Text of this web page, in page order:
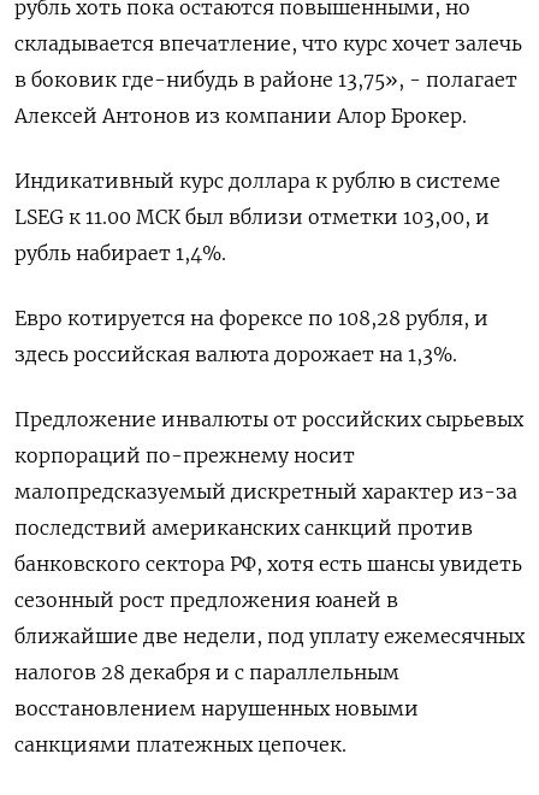
рубль хоть пока остаются повышенными, но
складывается впечатление, что курс хочет залечь
в боковик где-нибудь в районе 13,75», - полагает
Алексей Антонов из компании Алор Брокер.
Индикативный курс доллара к рублю в системе
LSEG к 11.00 МСК был вблизи отметки 103,00, и
рубль набирает 1,4%.
Евро котируется на форексе по 108,28 рубля, и
здесь российская валюта дорожает на 1,3%.
Предложение инвалюты от российских сырьевых
корпораций по-прежнему носит
малопредсказуемый дискретный характер из-за
последствий американских санкций против
банковского сектора РФ, хотя есть шансы увидеть
сезонный рост предложения юаней в
ближайшие две недели, под уплату ежемесячных
налогов 28 декабря и с параллельным
восстановлением нарушенных новыми
санкциями платежных цепочек.